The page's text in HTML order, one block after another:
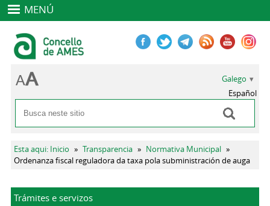
MENÚ
Formulario de busca
Buscar
Galego
Español
Vostede está aquí
Esta aqui: Inicio » Transparencia » Normativa Municipal »
Ordenanza fiscal reguladora da taxa pola subministración de auga
Trámites e servizos